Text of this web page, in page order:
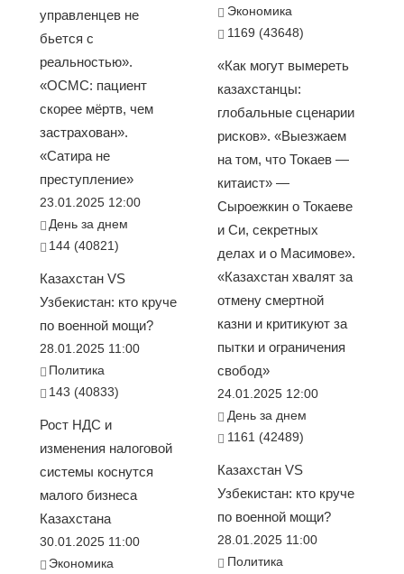
управленцев не
бьется с
реальностью».
«ОСМС: пациент
скорее мёртв, чем
застрахован».
«Сатира не
преступление»
23.01.2025 12:00
День за днем
144 (40821)
Казахстан VS
Узбекистан: кто круче
по военной мощи?
28.01.2025 11:00
Политика
143 (40833)
Рост НДС и
изменения налоговой
системы коснутся
малого бизнеса
Казахстана
30.01.2025 11:00
Экономика
Экономика
1169 (43648)
«Как могут вымереть
казахстанцы:
глобальные сценарии
рисков». «Выезжаем
на том, что Токаев —
китаист» —
Сыроежкин о Токаеве
и Си, секретных
делах и о Масимове».
«Казахстан хвалят за
отмену смертной
казни и критикуют за
пытки и ограничения
свобод»
24.01.2025 12:00
День за днем
1161 (42489)
Казахстан VS
Узбекистан: кто круче
по военной мощи?
28.01.2025 11:00
Политика